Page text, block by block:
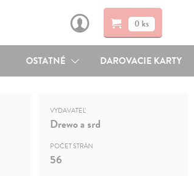
0 ks
OSTATNÉ DAROVACIE KARTY
VYDAVATEĽ
Drewo a srd
POČET STRÁN
56